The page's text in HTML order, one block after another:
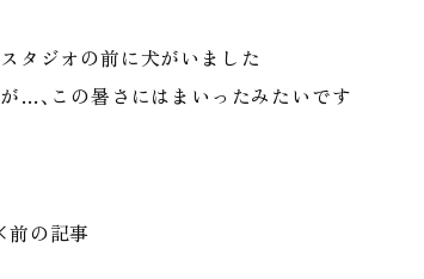
スタジオの前に犬がいました
が…、この暑さにはまいったみたいです
前の記事